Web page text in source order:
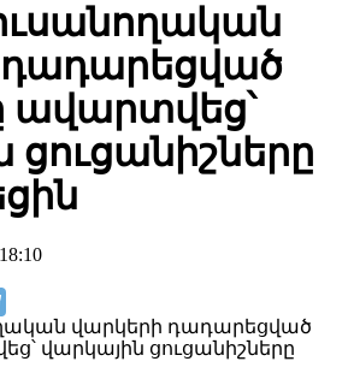
դադարեցված
ավարտվեց՝
ցուցանիշները